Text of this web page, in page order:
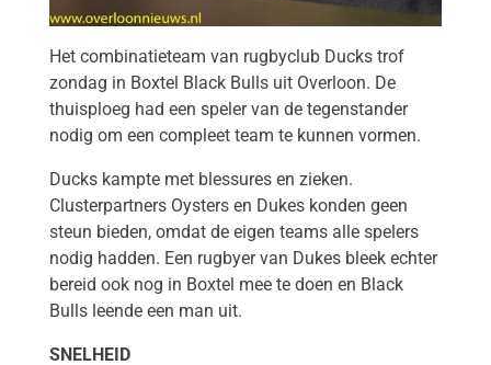
Het combinatieteam van rugbyclub Ducks trof
zondag in Boxtel Black Bulls uit Overloon. De
thuisploeg had een speler van de tegenstander
nodig om een compleet team te kunnen vormen.
Ducks kampte met blessures en zieken.
Clusterpartners Oysters en Dukes konden geen
steun bieden, omdat de eigen teams alle spelers
nodig hadden. Een rugbyer van Dukes bleek echter
bereid ook nog in Boxtel mee te doen en Black
Bulls leende een man uit.
SNELHEID